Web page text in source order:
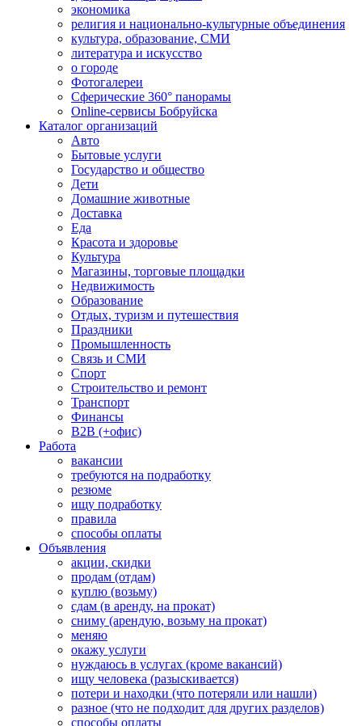
экономика
религия и национально-культурные объединения
культура, образование, СМИ
литература и искусство
о городе
Фотогалереи
Сферические 360° панорамы
Online-сервисы Бобруйска
Каталог организаций
Авто
Бытовые услуги
Государство и общество
Дети
Домашние животные
Доставка
Еда
Красота и здоровье
Культура
Магазины, торговые площадки
Недвижимость
Образование
Отдых, туризм и путешествия
Праздники
Промышленность
Связь и СМИ
Спорт
Строительство и ремонт
Транспорт
Финансы
B2B (+офис)
Работа
вакансии
требуются на подработку
резюме
ищу подработку
правила
способы оплаты
Объявления
акции, скидки
продам (отдам)
куплю (возьму)
сдам (в аренду, на прокат)
сниму (арендую, возьму на прокат)
меняю
окажу услуги
нуждаюсь в услугах (кроме вакансий)
ищу человека (разыскивается)
потери и находки (что потеряли или нашли)
разное (что не подходит для других разделов)
способы оплаты